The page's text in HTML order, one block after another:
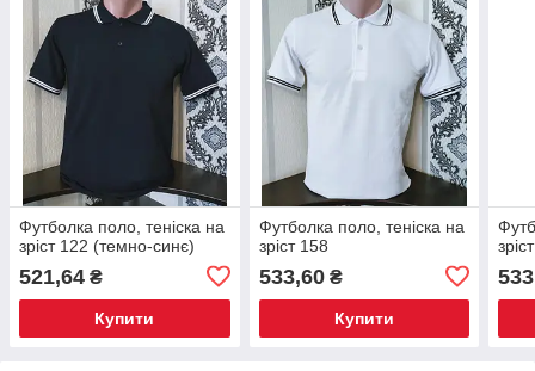
Футболка поло, теніска на
зріст 122 (темно-синє)
521,64 ₴
Купити
Футболка поло, теніска на
зріст 158
533,60₴
Купити